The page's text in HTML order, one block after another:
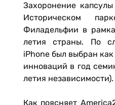
Захоронение
Историческом
Филадельфии в
летия страны. По
iPhone был выбран
инноваций в год
летия независимости).
Как поясняет